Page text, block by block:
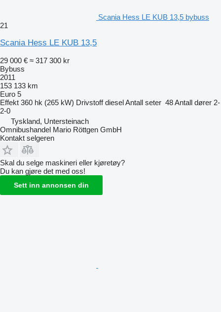
Scania Hess LE KUB 13,5 bybuss
21
Scania Hess LE KUB 13,5
29 000 € ≈ 317 300 kr
Bybuss
2011
153 133 km
Euro 5
Effekt 360 hk (265 kW) Drivstoff dieselAntall seter 48Antall dører 2-
2-0
Tyskland, Untersteinach
Omnibushandel Mario Röttgen GmbH
Kontakt selgeren
Skal du selge maskineri eller kjøretøy?
Du kan gjøre det med oss!
Sett inn annonsen din